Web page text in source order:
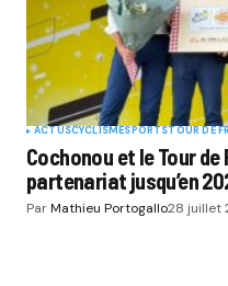
ACTUSCYCLISMESPORTSTOUR DE
Cochonou et le Tour
partenariat jusqu’en
ParMathieu Portogallo28 juillet